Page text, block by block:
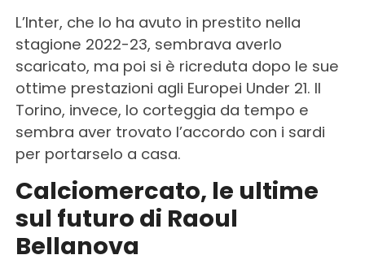
L’Inter, che lo ha avuto in prestito nella
stagione 2022-23, sembrava averlo
scaricato, ma poi si è ricreduta dopo le sue
ottime prestazioni agli Europei Under 21. Il
Torino, invece, lo corteggia da tempo e
sembra aver trovato l’accordo con i sardi
per portarselo a casa.
Calciomercato, le ultime
sul futuro di Raoul
Bellanova